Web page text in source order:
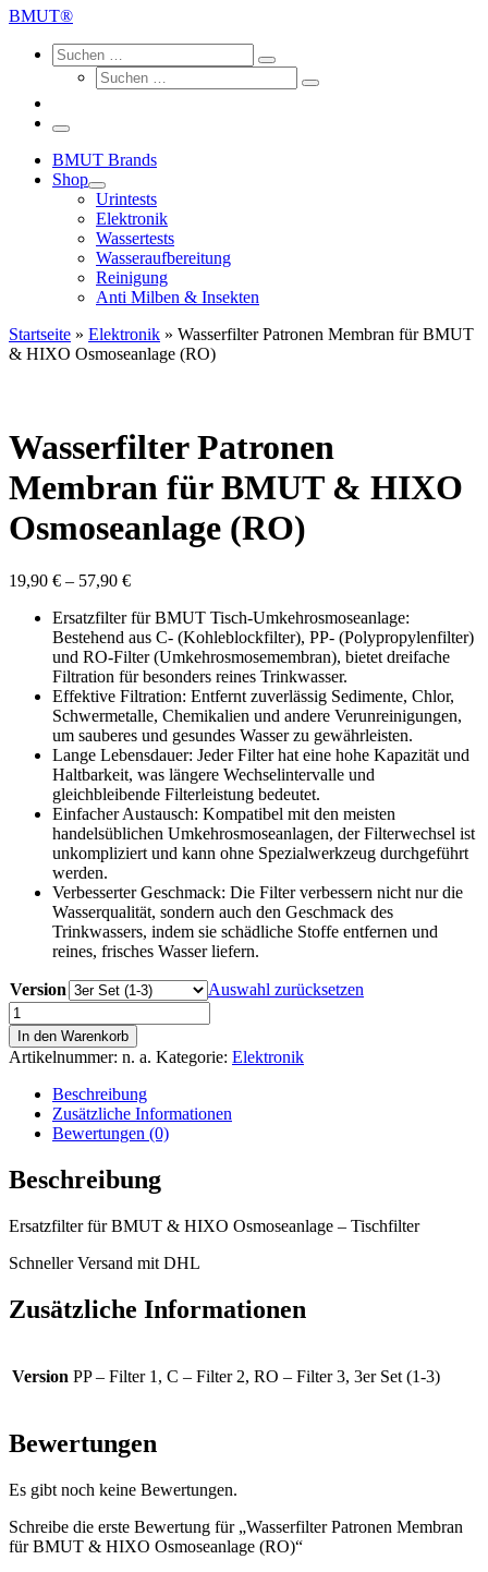
BMUT®
Search
Suche
Suchen
Suche
Suchen
Menü
BMUT Brands
Shop
Urintests
Elektronik
Wassertests
Wasseraufbereitung
Reinigung
Anti Milben & Insekten
Startseite » Elektronik » Wasserfilter Patronen Membran für BMUT
& HIXO Osmoseanlage (RO)
Wasserfilter Patronen
Membran für BMUT & HIXO
Osmoseanlage (RO)
19,90 € – 57,90 €Preisspanne:
bis
57,90 €
Ersatzfilter für BMUT Tisch-Umkehrosmoseanlage:
Bestehend aus C- (Kohleblockfilter), PP- (Polypropylenfilter)
und RO-Filter (Umkehrosmosemembran), bietet dreifache
Filtration für besonders reines Trinkwasser.
Effektive Filtration: Entfernt zuverlässig Sedimente, Chlor,
Schwermetalle, Chemikalien und andere Verunreinigungen,
um sauberes und gesundes Wasser zu gewährleisten.
Lange Lebensdauer: Jeder Filter hat eine hohe Kapazität und
Haltbarkeit, was längere Wechselintervalle und
gleichbleibende Filterleistung bedeutet.
Einfacher Austausch: Kompatibel mit den meisten
handelsüblichen Umkehrosmoseanlagen, der Filterwechsel ist
unkompliziert und kann ohne Spezialwerkzeug durchgeführt
werden.
Verbesserter Geschmack: Die Filter verbessern nicht nur die
Wasserqualität, sondern auch den Geschmack des
Trinkwassers, indem sie schädliche Stoffe entfernen und
reines, frisches Wasser liefern.
Version
Auswahl zurücksetzen
Wasserfilter
Patronen
Membran
für
BMUT
HIXO
Osmoseanlage
(RO)
Menge
In den Warenkorb
Artikelnummer: n. a. Kategorie: Elektronik
Beschreibung
Zusätzliche Informationen
Bewertungen (0)
Beschreibung
Ersatzfilter für BMUT & HIXO Osmoseanlage – Tischfilter
Schneller Versand mit DHL
Zusätzliche Informationen
Version PP – Filter 1, C – Filter 2, RO – Filter 3, 3er Set (1-3)
Bewertungen
Es gibt noch keine Bewertungen.
Schreibe die erste Bewertung für „Wasserfilter Patronen Membran
für BMUT & HIXO Osmoseanlage (RO)“